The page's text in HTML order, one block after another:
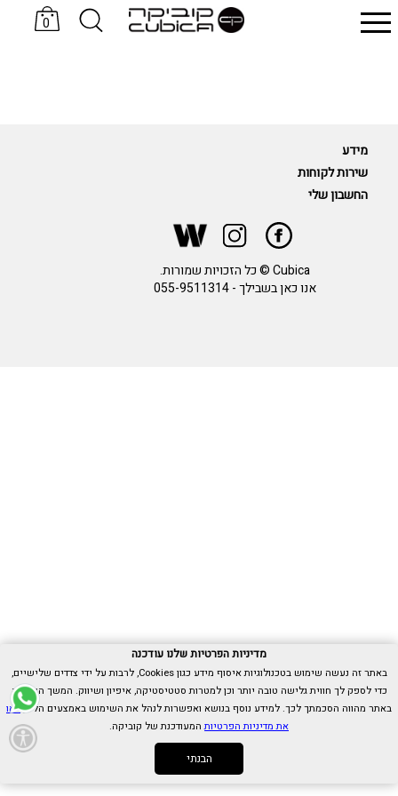
0
מידע
שירות לקוחות
החשבון שלי
Cubica © כל הזכויות שמורות.
אנו כאן בשבילך -055-9511314
מדיניות הפרטיות שלנו עודכנה
באתר זה נעשה שימוש בטכנולוגיות איסוף מידע כגון Cookies, לרבות על ידי צדדים שלישיים,
כדי לספק לך חווית גלישה טובה יותר וכן למטרות סטטיסטיקה, איפיון ושיווק. המשך הגלישה
באתר מהווה הסכמתך לכך. למידע נוסף בנושא ואפשרות לנהל את השימוש באמצעים הללו,ראו
את מדיניות הפרטיותהמעודכנת של קוביקה.
הבנתי